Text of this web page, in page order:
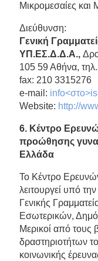
Μικρομεσαίες και
Διεύθυνση:
Γενική
ΥΠ.ΕΣ.Δ.Δ.Α.,
105 59 Αθήνα,
fax: 210 3315276
e-mail:
Website: http://
6. Κέντρο
προώθησης
Ελλάδα
Το Κέντρο
λειτουργεί υπό
Γενικής
Εσωτερικών,
Μερικοί από τους
δραστηριοτήτων
κοινωνικής